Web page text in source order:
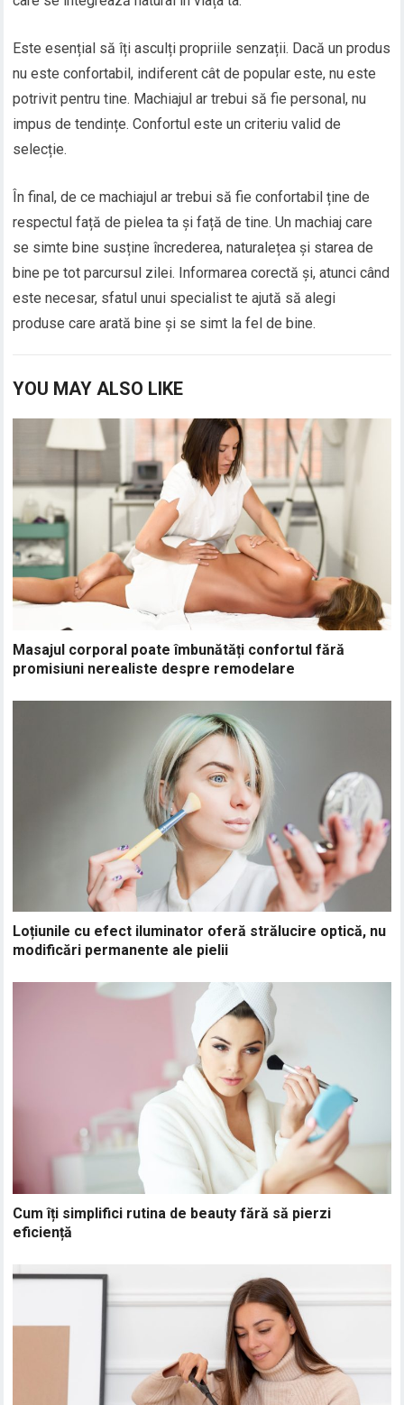
Este esențial să îți asculți propriile senzații. Dacă un produs
nu este confortabil, indiferent cât de popular este, nu este
potrivit pentru tine. Machiajul ar trebui să fie personal, nu
impus de tendințe. Confortul este un criteriu valid de
selecție.
În final, de ce machiajul ar trebui să fie confortabil ține de
respectul față de pielea ta și față de tine. Un machiaj care
se simte bine susține încrederea, naturalețea și starea de
bine pe tot parcursul zilei. Informarea corectă și, atunci când
este necesar, sfatul unui specialist te ajută să alegi
produse care arată bine și se simt la fel de bine.
YOU MAY ALSO LIKE
Masajul corporal poate îmbunătăți confortul fără
promisiuni nerealiste despre remodelare
Loțiunile cu efect iluminator oferă strălucire optică, nu
modificări permanente ale pielii
Cum îți simplifici rutina de beauty fără să pierzi
eficiență